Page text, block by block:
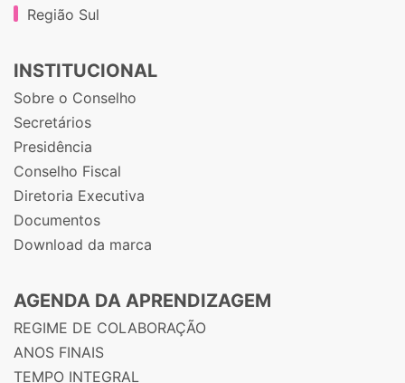
Região Sul
INSTITUCIONAL
Sobre o Conselho
Secretários
Presidência
Conselho Fiscal
Diretoria Executiva
Documentos
Download da marca
AGENDA DA APRENDIZAGEM
REGIME DE COLABORAÇÃO
ANOS FINAIS
TEMPO INTEGRAL